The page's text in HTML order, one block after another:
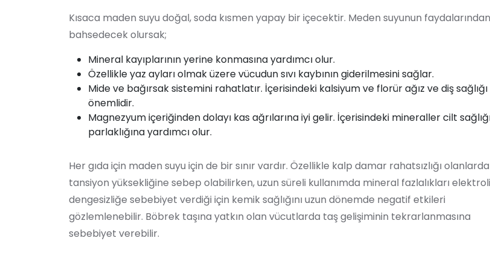
Kısaca maden suyu doğal, soda kısmen yapay bir içecektir. Meden suyunun faydalarından
bahsedecek olursak;
Mineral kayıplarının yerine konmasına yardımcı olur.
Özellikle yaz ayları olmak üzere vücudun sıvı kaybının giderilmesini sağlar.
Mide ve bağırsak sistemini rahatlatır. İçerisindeki kalsiyum ve florür ağız ve diş sağlığı
önemlidir.
Magnezyum içeriğinden dolayı kas ağrılarına iyi gelir. İçerisindeki mineraller cilt
parlaklığına yardımcı olur.
Her gıda için maden suyu için de bir sınır vardır. Özellikle kalp damar rahatsızlığı olanlarda
tansiyon yüksekliğine sebep olabilirken, uzun süreli kullanımda mineral fazlalıkları
dengesizliğe sebebiyet verdiği için kemik sağlığını uzun dönemde negatif etkileri
gözlemlenebilir. Böbrek taşına yatkın olan vücutlarda taş gelişiminin tekrarlanmasına
sebebiyet verebilir.